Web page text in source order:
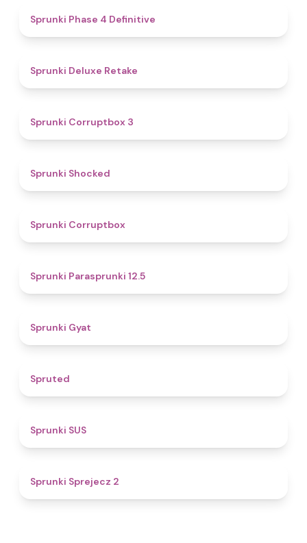
Sprunki Phase 4 Definitive
Sprunki Deluxe Retake
Sprunki Corruptbox 3
Sprunki Shocked
Sprunki Corruptbox
Sprunki Parasprunki 12.5
Sprunki Gyat
Spruted
Sprunki SUS
Sprunki Sprejecz 2